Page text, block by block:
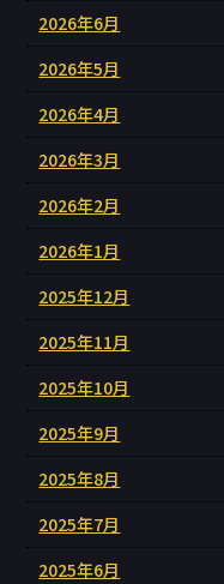
2026年6月
2026年5月
2026年4月
2026年3月
2026年2月
2026年1月
2025年12月
2025年11月
2025年10月
2025年9月
2025年8月
2025年7月
2025年6月